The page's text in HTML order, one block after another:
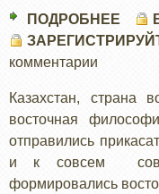
ПОДРОБНЕЕ
комментарии
Казахстан, страна
восточная
отправились
и к совсем
формировались